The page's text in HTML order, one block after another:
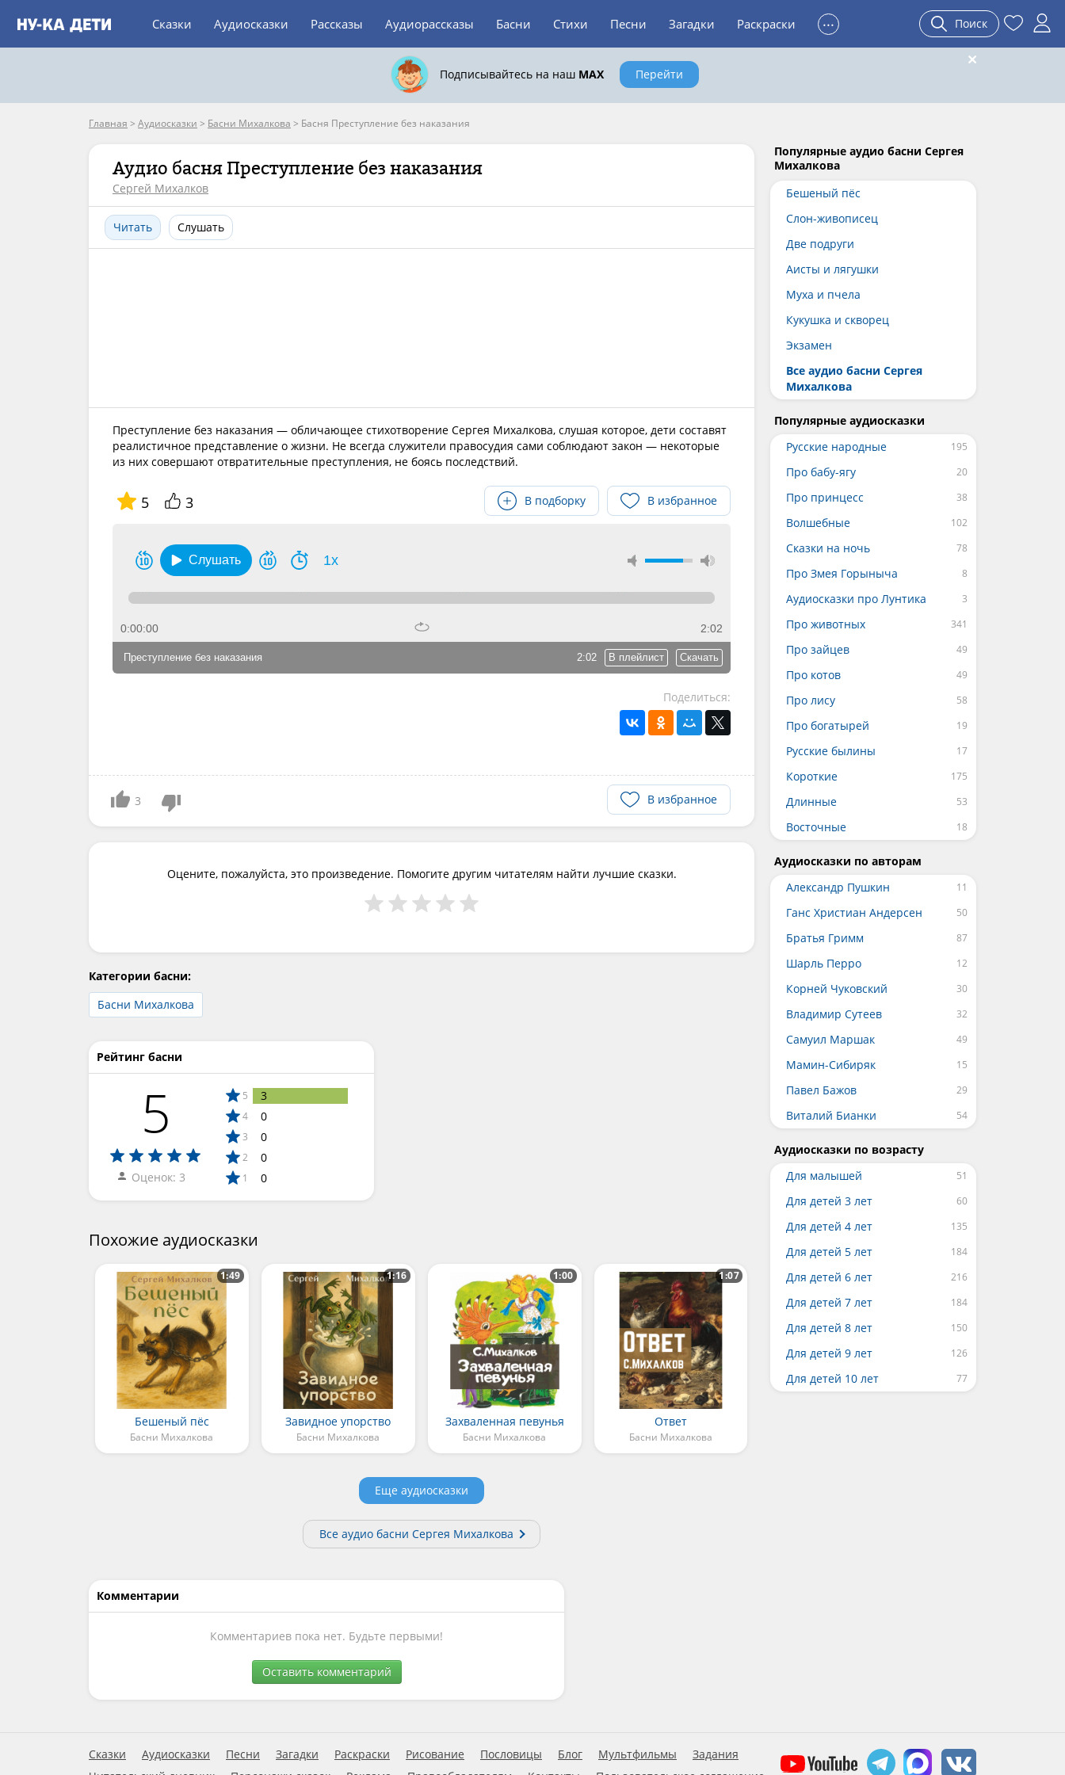
Сказки Аудиосказки Рассказы Аудиорассказы Басни Стихи Песни Загадки Раскраски ... Поиск
Подписывайтесь на наш MAX Перейти
Главная > Аудиосказки > Басни Михалкова > Басня Преступление без наказания
Аудио басня Преступление без наказания
Сергей Михалков
Читать Слушать
Преступление без наказания — обличающее стихотворение Сергея Михалкова, слушая которое, дети составят
реалистичное представление о жизни. Не всегда служители правосудия сами соблюдают закон — некоторые
из них совершают отвратительные преступления, не боясь последствий.
5 3 В подборку В избранное
Слушать 1x
0:00:00 2:02
2:02 В плейлист Скачать
Преступление без наказания
Поделиться:
3 В избранное
Оцените, пожалуйста, это произведение. Помогите другим читателям найти лучшие сказки.
Категории басни:
Басни Михалкова
Рейтинг басни
5
Оценок: 3
5 3
4 0
3 0
2 0
1 0
Похожие аудиосказки
Бешеный пёс
Басни Михалкова
1:49
Завидное упорство
Басни Михалкова
1:16
Захваленная певунья
Басни Михалкова
1:00
Ответ
Басни Михалкова
1:07
Еще аудиосказки
Все аудио басни Сергея Михалкова
Комментарии
Комментариев пока нет. Будьте первыми!
Оставить комментарий
Популярные аудио басни Сергея
Михалкова
Бешеный пёс
Слон-живописец
Две подруги
Аисты и лягушки
Муха и пчела
Кукушка и скворец
Экзамен
Все аудио басни Сергея
Михалкова
Популярные аудиосказки
Русские народные
Про бабу-ягу
Про принцесс
Волшебные
Сказки на ночь
Про Змея Горыныча
Аудиосказки про Лунтика
Про животных
Про зайцев
Про котов
Про лису
Про богатырей
Русские былины
Короткие
Длинные
Восточные
Аудиосказки по авторам
Александр Пушкин
Ганс Христиан Андерсен
Братья Гримм
Шарль Перро
Корней Чуковский
Владимир Сутеев
Самуил Маршак
Мамин-Сибиряк
Павел Бажов
Виталий Бианки
Аудиосказки по возрасту
Для малышей
Для детей 3 лет
Для детей 4 лет
Для детей 5 лет
Для детей 6 лет
Для детей 7 лет
Для детей 8 лет
Для детей 9 лет
Для детей 10 лет
Сказки Аудиосказки Песни Загадки Раскраски Рисование Пословицы Блог Мультфильмы
Задания